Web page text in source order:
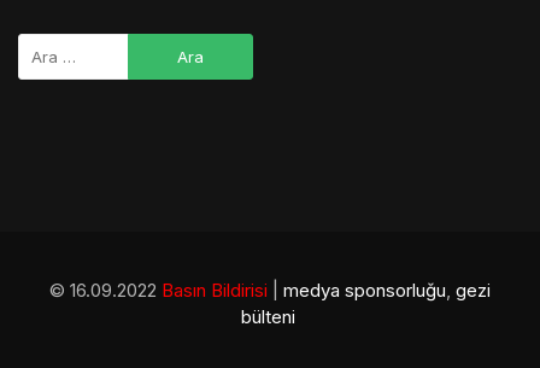
© 16.09.2022 Basın Bildirisi medya sponsorluğu, gezi
bülteni